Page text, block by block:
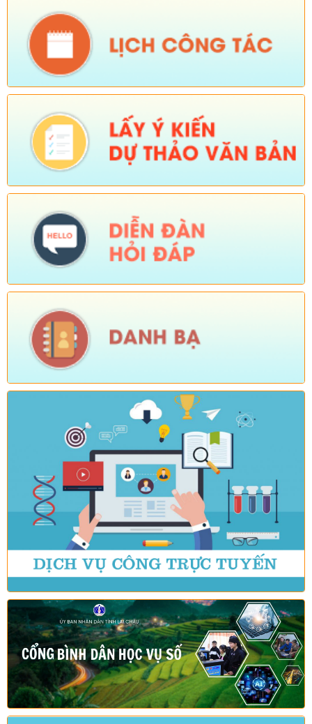
Ngày ban hành: (05/08/2026)
Số: Số:1840 /UBND-KT
Tên:
(V/v rà soát đối tượng để thực hiện chính sách về đất đai
quy định tại Điều 16 và khoản 3 Điều 124 Luật Đất đai)
Ngày ban hành: (05/08/2026) -Ngày hiệu lực: (04/08/2026)
Tên:(Mời dự Hội nghị Báo cáo viên cấp tỉnh thá)
Ngày ban hành: (05/08/2026)
Số:Số: 1836/UBND-VP
Ngày ban hành: (05/08/2026) - Ngày hiệu lực: (04/08/2026)
Số: Số: 1839/KH-UBND
Tên:(KẾ HOẠCH Công tác phổ biến, giáo dục pháp luật 6
tháng cuối năm 2026 trên địa bàn xã Sì Lở Lầu)
Ngày ban hành: (05/08/2026) -Ngày hiệu lực: (04/08/2026)
Số: 1721/KH-UBND
Tên:(KẾ HOẠCH Tổ chức Hội nghị tổng kết năm học 2025-
2026, triển khai nhiệm vụ năm học 2026-2027)
Ngày ban hành: (04/08/2026) Ngày hiệu lực: (24/07/2026)